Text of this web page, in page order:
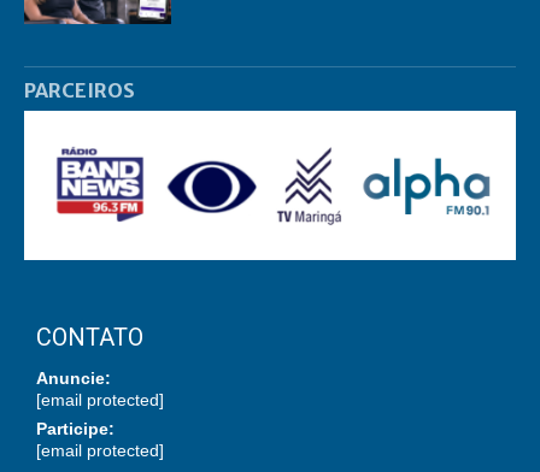
PARCEIROS
CONTATO
Anuncie:
[email protected]
Participe:
[email protected]